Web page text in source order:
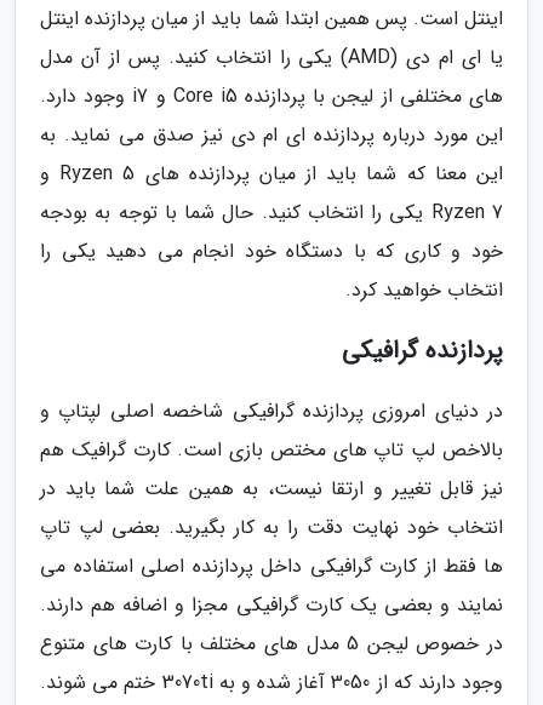
اینتل است. پس همین ابتدا شما باید از میان پردازنده اینتل
یا ای ام دی (AMD) یکی را انتخاب کنید. پس از آن مدل
های مختلفی از لیجن با پردازنده Core i5 و i7 وجود دارد.
این مورد درباره پردازنده ای ام دی نیز صدق می نماید. به
این معنا که شما باید از میان پردازنده های Ryzen 5 و
Ryzen 7 یکی را انتخاب کنید. حال شما با توجه به بودجه
خود و کاری که با دستگاه خود انجام می دهید یکی را
انتخاب خواهید کرد.
پردازنده گرافیکی
در دنیای امروزی پردازنده گرافیکی شاخصه اصلی لپتاپ و
بالاخص لپ تاپ های مختص بازی است. کارت گرافیک هم
نیز قابل تغییر و ارتقا نیست، به همین علت شما باید در
انتخاب خود نهایت دقت را به کار بگیرید. بعضی لپ تاپ
ها فقط از کارت گرافیکی داخل پردازنده اصلی استفاده می
نمایند و بعضی یک کارت گرافیکی مجزا و اضافه هم دارند.
در خصوص لیجن 5 مدل های مختلف با کارت های متنوع
وجود دارند که از 3050 آغاز شده و به 3070ti ختم می شوند.